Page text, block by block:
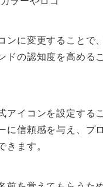
ンに変更することで
ドの認知度を高める
アイコンを設定する
に信頼感を与え、プ
きます。